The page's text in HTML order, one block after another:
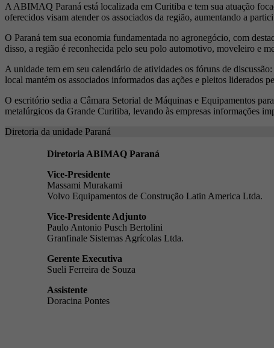
A ABIMAQ Paraná está localizada em Curitiba e tem sua atuação
oferecidos visam atender os associados da região, aumentando a
O Paraná tem sua economia fundamentada no agronegócio, com
disso, a região é reconhecida pelo seu polo automotivo, moveleiro e
A unidade tem em seu calendário de atividades os fóruns de
local mantém os associados informados das ações e pleitos liderados
O escritório sedia a Câmara Setorial de Máquinas e Equipamentos
metalúrgicos da Grande Curitiba, levando às empresas informações
Diretoria da unidade Paraná
Diretoria ABIMAQ Paraná
Vice-Presidente
Massami Murakami
Volvo Equipamentos de Construção Latin America Ltda.
Vice-Presidente Adjunto
Paulo Antonio Pusch Bertolini
Granfinale Sistemas Agrícolas Ltda.
Gerente Executiva
Sueli Ferreira de Souza
Assistente
Doracina Pontes